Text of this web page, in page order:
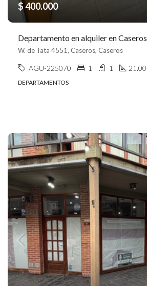
$ 400.000
Departamento en alquiler en Caseros
W. de Tata 4551, Caseros, Caseros
AGU-225070 1 1 21.00
DEPARTAMENTOS